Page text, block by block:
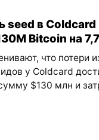
seed в Coldcard
Bitcoin на
что потери
у Coldcard
$130 млн и